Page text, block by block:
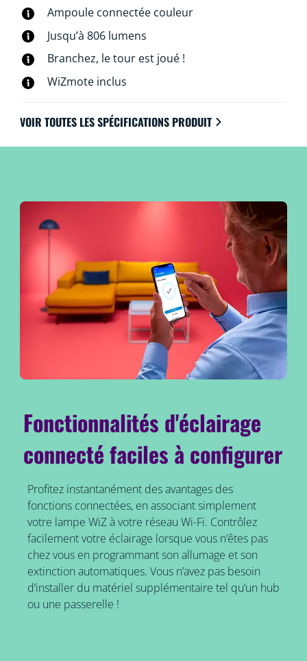
commander le système via votre smartphone ou votre
voix. Vous pouvez même y accéder à distance. Pas
besoin de matériel spécial : les lampes WiZ se
connectent directement au Wi-Fi.
Ampoule connectée couleur
Jusqu’à 806 lumens
Branchez, le tour est joué !
WiZmote inclus
VOIR TOUTES LES SPÉCIFICATIONS PRODUIT
Fonctionnalités d'éclairage
connecté faciles à configurer
Profitez instantanément des avantages des
fonctions connectées, en associant simplement
votre lampe WiZ à votre réseau Wi-Fi. Contrôlez
facilement votre éclairage lorsque vous n’êtes pas
chez vous en programmant son allumage et son
extinction automatiques. Vous n’avez pas besoin
d’installer du matériel supplémentaire tel qu’un hub
ou une passerelle !